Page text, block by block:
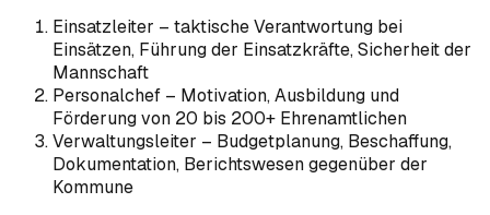
Einsatzleiter – taktische Verantwortung bei
Einsätzen, Führung der Einsatzkräfte, Sicherheit der
Mannschaft
Personalchef – Motivation, Ausbildung und
Förderung von 20 bis 200+ Ehrenamtlichen
Verwaltungsleiter – Budgetplanung, Beschaffung,
Dokumentation, Berichtswesen gegenüber der
Kommune